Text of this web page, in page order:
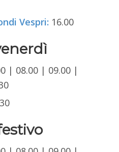
Vespri: 16.00
| 08.00 | 09.00 |